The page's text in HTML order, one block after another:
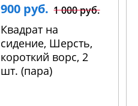
900 руб. 1 000 руб.
Квадрат на
сидение, Шерсть,
короткий ворс, 2
шт. (пара)